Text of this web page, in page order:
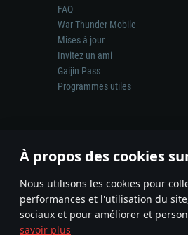
À propos des cookies
Nous utilisons les cookies pour
performances et l'utilisation du
sociaux et pour améliorer et
savoir plus
FAQ
War Thunder Mobile
Mises à jour
Invitez un ami
Gaijin Pass
Programmes utiles
La représentation d’une arme
© 2011—2026 Gaijin Games Kft.
Termes et conditions